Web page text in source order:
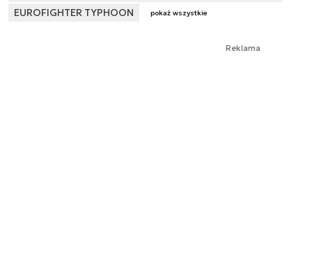
EUROFIGHTER TYPHOON
pokaż wszystkie
Reklama